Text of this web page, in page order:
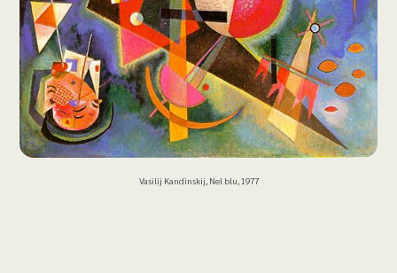
Vasilij Kandinskij, Nel blu, 1977